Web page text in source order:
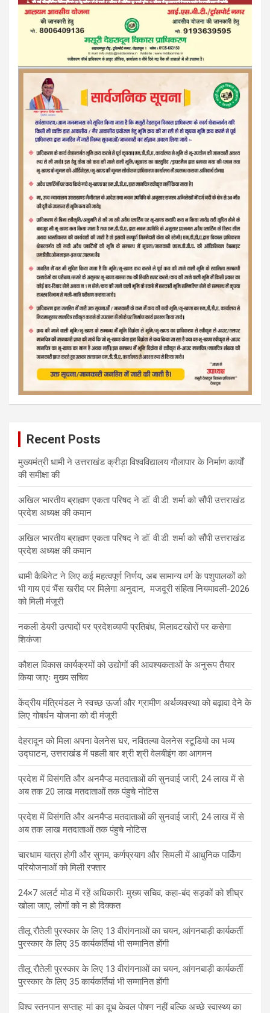
Recent Posts
मुख्यमंत्री धामी ने उत्तराखंड क्रीड़ा विश्वविद्यालय गौलापार के निर्माण कार्यों
की समीक्षा की
अखिल भारतीय ब्राह्मण एकता परिषद ने डॉ. वी.डी. शर्मा को सौंपी उत्तराखंड
प्रदेश अध्यक्ष की कमान
अखिल भारतीय ब्राह्मण एकता परिषद ने डॉ. वी.डी. शर्मा को सौंपी उत्तराखंड
प्रदेश अध्यक्ष की कमान
धामी कैबिनेट ने लिए कई महत्वपूर्ण निर्णय, अब सामान्य वर्ग के पशुपालकों को
भी गाय एवं भैंस खरीद पर मिलेगा अनुदान, मजदूरी संहिता नियमावली-2026
को मिली मंजूरी
नकली डेयरी उत्पादों पर प्रदेशव्यापी प्रतिबंध, मिलावटखोरों पर कसेगा
शिकंजा
कौशल विकास कार्यक्रमों को उद्योगों की आवश्यकताओं के अनुरूप तैयार
किया जाएः मुख्य सचिव
केंद्रीय मंत्रिमंडल ने स्वच्छ ऊर्जा और ग्रामीण अर्थव्यवस्था को बढ़ावा देने के
लिए गोबर्धन योजना को दी मंजूरी
देहरादून को मिला अपना वेलनेस घर, नवितल्या वेलनेस स्टूडियो का भव्य
उद्घाटन, उत्तराखंड में पहली बार श्री श्री वेलबीइंग का आगमन
प्रदेश में विसंगति और अनमैप्ड मतदाताओं की सुनवाई जारी, 24 लाख में से
अब तक 20 लाख मतदाताओं तक पंहुचे नोटिस
प्रदेश में विसंगति और अनमैप्ड मतदाताओं की सुनवाई जारी, 24 लाख में से
अब तक लाख मतदाताओं तक पंहुचे नोटिस
चारधाम यात्रा होगी और सुगम, कर्णप्रयाग और सिमली में आधुनिक पार्किंग
परियोजनाओं को मिली रफ्तार
24×7 अलर्ट मोड में रहें अधिकारीः मुख्य सचिव, कहा-बंद सड़कों को शीघ्र
खोला जाए, लोगों को न हो दिक्कत
तीलू रौतेली पुरस्कार के लिए 13 वीरांगनाओं का चयन, आंगनबाड़ी कार्यकर्ती
पुरस्कार के लिए 35 कार्यकर्तियां भी सम्मानित होंगी
तीलू रौतेली पुरस्कार के लिए 13 वीरांगनाओं का चयन, आंगनबाड़ी कार्यकर्ती
पुरस्कार के लिए 35 कार्यकर्तियां भी सम्मानित होंगी
विश्व स्तनपान सप्ताह: मां का दूध केवल पोषण नहीं बल्कि अच्छे स्वास्थ्य का